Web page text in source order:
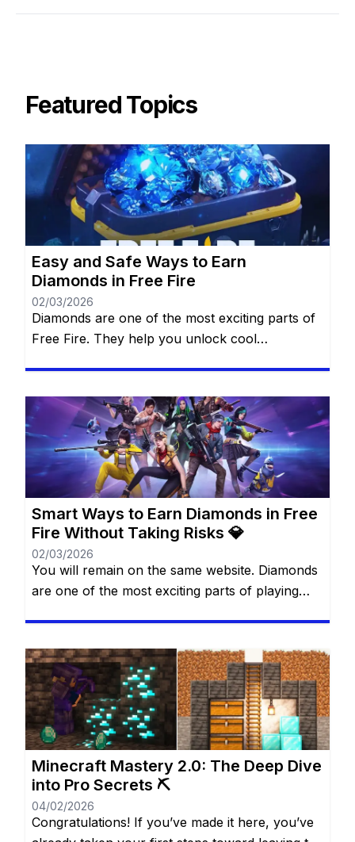
Featured Topics
Easy and Safe Ways to Earn
Diamonds in Free Fire
02/03/2026
Diamonds are one of the most exciting parts of
Free Fire. They help you unlock cool
thrilling. For many players, diamonds feel like
magic gems that can transform the game
experience. The best part? You don’t always
need to spend real money […]
Smart Ways to Earn Diamonds in Free
Fire Without Taking Risks 💎
02/03/2026
You will remain on the same website. Diamonds
are one of the most exciting parts of playing
the game more fun and personal. Many players
dream of having more diamonds, but not
everyone wants—or can—spend real money.
The good […]
Minecraft Mastery 2.0: The Deep Dive
into Pro Secrets ⛏️
04/02/2026
Congratulations! If you’ve made it here, you’ve